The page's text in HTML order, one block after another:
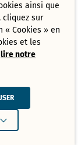
ainsi que
sur
« Cookies » en
et les
lire notre